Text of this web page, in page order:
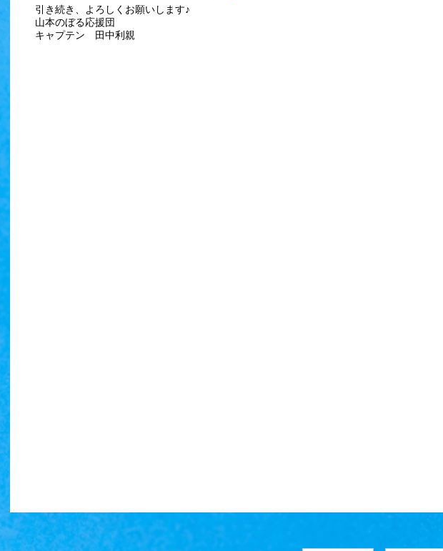
引き続き、よろしくお願いします♪
山本のぼる応援団
キャプテン 田中利親